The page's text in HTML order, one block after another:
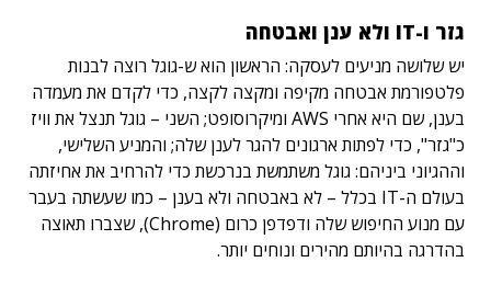
גזר ו-IT ולא ענן ואבטחה
יש שלושה מניעים לעסקה: הראשון הוא ש-גוגל רוצה לבנות
פלטפורמת אבטחה מקיפה ומקצה לקצה, כדי לקדם את מעמדה
בענן, שם היא אחרי AWS ומיקרוסופט; השני – גוגל תנצל את וויז
כ"גזר", כדי לפתות ארגונים להגר לענן שלה; והמניע השלישי,
וההגיוני ביניהם: גוגל משתמשת בנרכשת כדי להרחיב את אחיזתה
בעולם ה-IT בכלל – לא באבטחה ולא בענן – כמו שעשתה בעבר
עם מנוע החיפוש שלה ודפדפן כרום (Chrome), שצברו תאוצה
בהדרגה בהיותם מהירים ונוחים יותר.